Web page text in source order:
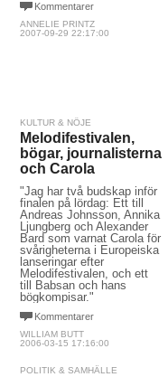
Kommentarer
ANNELIE PRINTZ
2007-09-29 22:17:00
KULTUR & NÖJE
Melodifestivalen,
bögar, journalisterna
och Carola
"Jag har två budskap inför
finalen på lördag: Ett till
Andreas Johnsson, Annika
Ljungberg och Alexander
Bard som varnat Carola för
svårigheterna i Europeiska
lanseringar efter
Melodifestivalen, och ett
till Babsan och hans
bögkompisar."
Kommentarer
WILLIAM BUTT
2006-03-15 17:16:00
POLITIK & SAMHÄLLE